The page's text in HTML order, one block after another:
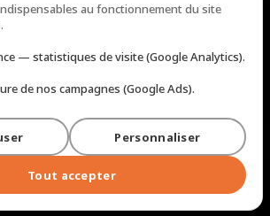
Lun – Jeu : 9h – 12h / 14h – 18h
Pujol — Marseille. Tous droits réservés.
tarifsPolitique de confidentialitéPlan du site
Gérer les cookies
au fonctionnement du site
— statistiques de visite (Google Analytics).
de nos campagnes (Google Ads).
Personnaliser
Tout accepter